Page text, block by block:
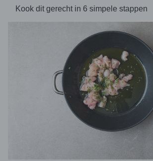
Kook dit gerecht in 6 simpele stappen